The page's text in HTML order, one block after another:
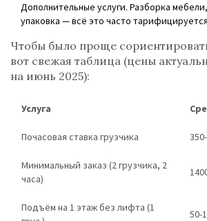
Дополнительные услуги. Разборка
упаковка — всё это часто
Чтобы было проще
вот свежая таблица (цены
на июнь 2025):
Услуга
Почасовая ставка грузчика
Минимальный заказ (2 грузчика, 2
часа)
Подъём на 1 этаж без лифта (1
50-